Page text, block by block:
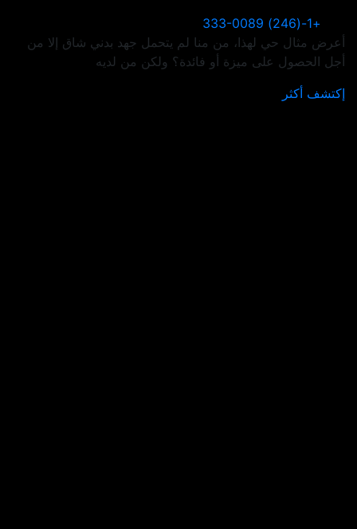
+1-(246) 333-0089
أعرض مثال حي لهذا، من منا لم يتحمل جهد بدني شاق إلا من
أجل الحصول على ميزة أو فائدة؟ ولكن من لديه
إكتشف أكثر